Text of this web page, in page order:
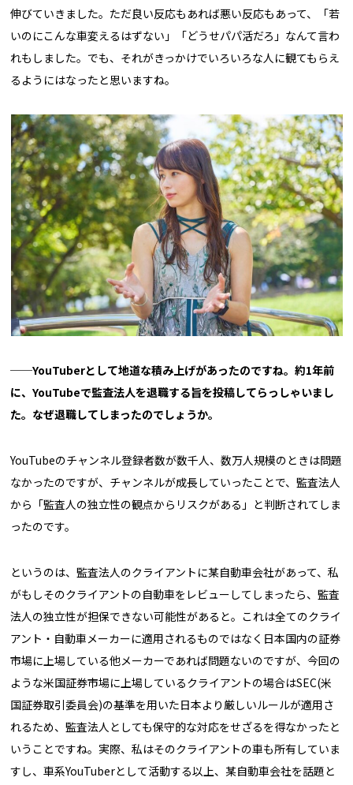
伸びていきました。ただ良い反応もあれば悪い反応もあって、「若
いのにこんな車変えるはずない」「どうせパパ活だろ」なんて言わ
れもしました。でも、それがきっかけでいろいろな人に観てもらえ
るようにはなったと思いますね。
──YouTuberとして地道な積み上げがあったのですね。約1年前
に、YouTubeで監査法人を退職する旨を投稿してらっしゃいまし
た。なぜ退職してしまったのでしょうか。
YouTubeのチャンネル登録者数が数千人、数万人規模のときは問題
なかったのですが、チャンネルが成長していったことで、監査法人
から「監査人の独立性の観点からリスクがある」と判断されてしま
ったのです。
というのは、監査法人のクライアントに某自動車会社があって、私
がもしそのクライアントの自動車をレビューしてしまったら、監査
法人の独立性が担保できない可能性があると。これは全てのクライ
アント・自動車メーカーに適用されるものではなく日本国内の証券
市場に上場している他メーカーであれば問題ないのですが、今回の
ような米国証券市場に上場しているクライアントの場合はSEC(米
国証券取引委員会)の基準を用いた日本より厳しいルールが適用さ
れるため、監査法人としても保守的な対応をせざるを得なかったと
いうことですね。実際、私はそのクライアントの車も所有していま
すし、車系YouTuberとして活動する以上、某自動車会社を話題と